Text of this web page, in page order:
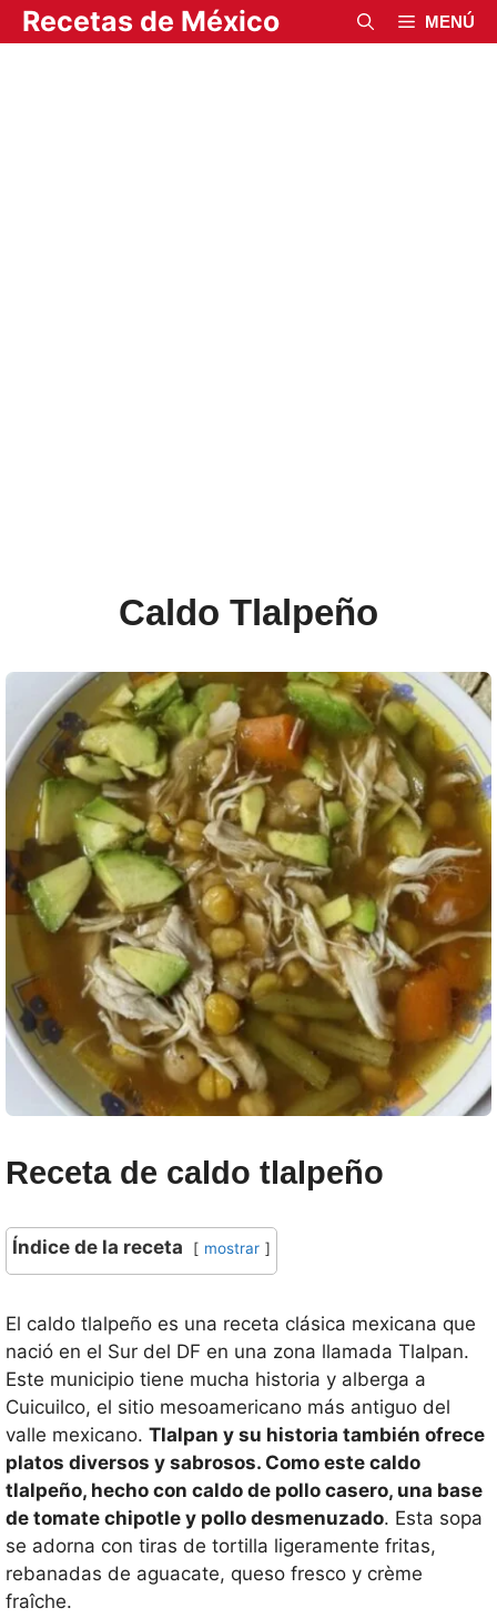
Saltar
al
Recetas de México MENÚ
Caldo Tlalpeño
Receta de caldo tlalpeño
Índice de la receta mostrar
El caldo tlalpeño es una receta clásica mexicana que
nació en el Sur del DF en una zona llamada Tlalpan.
Este municipio tiene mucha historia y alberga a
Cuicuilco, el sitio mesoamericano más antiguo del
valle mexicano. Tlalpan y su historia también ofrece
platos diversos y sabrosos. Como este caldo
tlalpeño, hecho con caldo de pollo casero, una base
de tomate chipotle y pollo desmenuzado. Esta sopa
se adorna con tiras de tortilla ligeramente fritas,
rebanadas de aguacate, queso fresco y crème
fraîche.